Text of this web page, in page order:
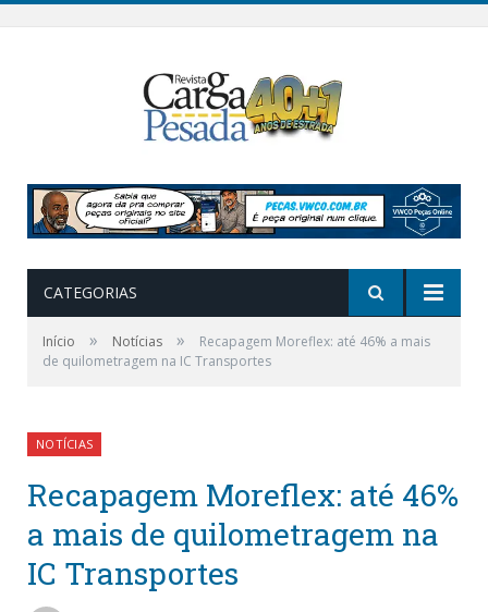
CATEGORIAS
Início » Notícias »
Recapagem Moreflex: até 46% a mais
de quilometragem na IC Transportes
NOTÍCIAS
Recapagem Moreflex: até 46%
a mais de quilometragem na
IC Transportes